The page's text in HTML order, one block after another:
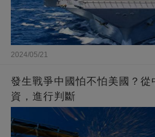
2024/05/21
發生戰爭中國怕不怕美國？從
資，進行判斷